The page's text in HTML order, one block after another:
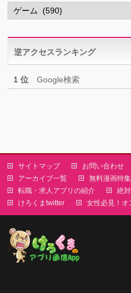
テ
リ
ー逆アクセスランキング
1 位 Google検索
サイトマップ お問い合わせ
アーカイブ一覧
無料漫画特
転職・求人アプリの紹介
絶
けろくまtwitter
女性必見！オ